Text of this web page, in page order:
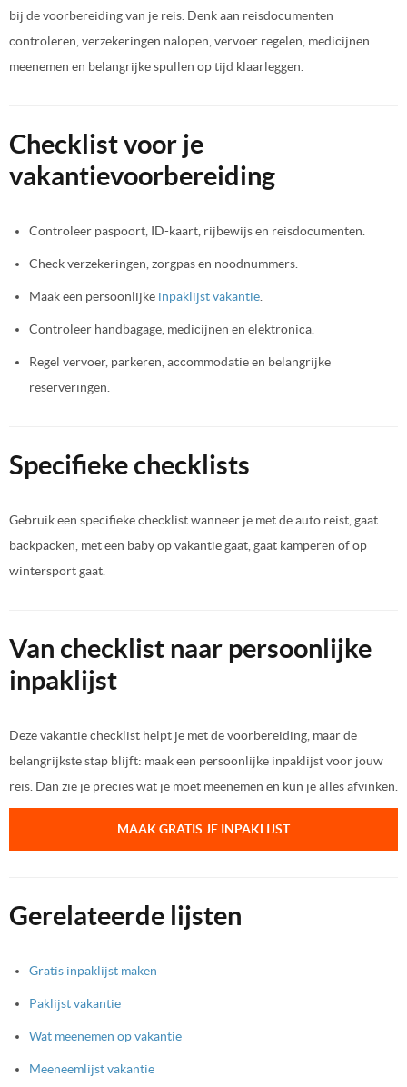
bij de voorbereiding van je reis. Denk aan reisdocumenten
controleren, verzekeringen nalopen, vervoer regelen, medicijnen
meenemen en belangrijke spullen op tijd klaarleggen.
Checklist voor je
vakantievoorbereiding
Controleer paspoort, ID-kaart, rijbewijs en reisdocumenten.
Check verzekeringen, zorgpas en noodnummers.
Maak een persoonlijke inpaklijst vakantie
Controleer handbagage, medicijnen en elektronica.
Regel vervoer, parkeren, accommodatie en belangrijke
reserveringen.
Specifieke checklists
Gebruik een specifieke checklist wanneer je met de auto reist, gaat
backpacken, met een baby op vakantie gaat, gaat kamperen of op
wintersport gaat.
Van checklist naar persoonlijke
inpaklijst
Deze vakantie checklist helpt je met de voorbereiding, maar de
belangrijkste stap blijft: maak een persoonlijke inpaklijst voor jouw
reis. Dan zie je precies wat je moet meenemen en kun je alles afvinken.
MAAK GRATIS JE INPAKLIJST
Gerelateerde lijsten
Gratis inpaklijst maken
Paklijst vakantie
Wat meenemen op vakantie
Meeneemlijst vakantie